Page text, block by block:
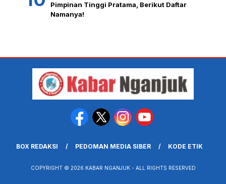
Pimpinan Tinggi Pratama, Berikut Daftar
Namanya!
BOX REDAKSI PEDOMAN MEDIA SIBER KODE ETIK
COPYRIGHT © 2026 KABAR NGANJUK - ALL RIGHTS RESERVED